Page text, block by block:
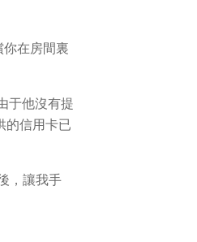
在房間裏
于他沒有提
的信用卡已
，讓我手